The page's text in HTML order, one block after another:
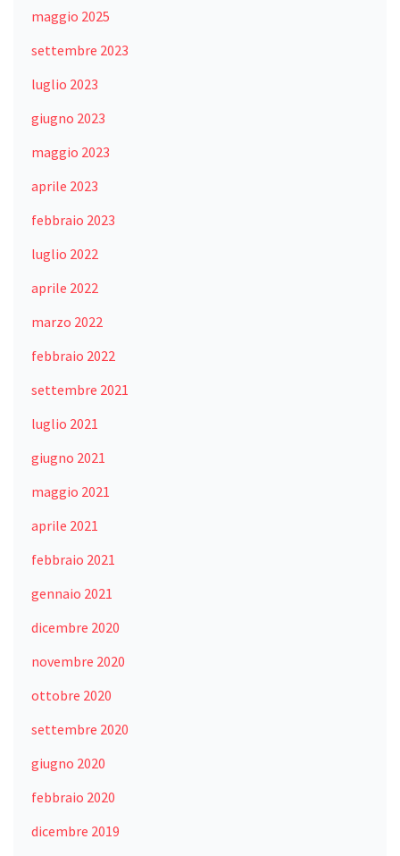
maggio 2025
settembre 2023
luglio 2023
giugno 2023
maggio 2023
aprile 2023
febbraio 2023
luglio 2022
aprile 2022
marzo 2022
febbraio 2022
settembre 2021
luglio 2021
giugno 2021
maggio 2021
aprile 2021
febbraio 2021
gennaio 2021
dicembre 2020
novembre 2020
ottobre 2020
settembre 2020
giugno 2020
febbraio 2020
dicembre 2019